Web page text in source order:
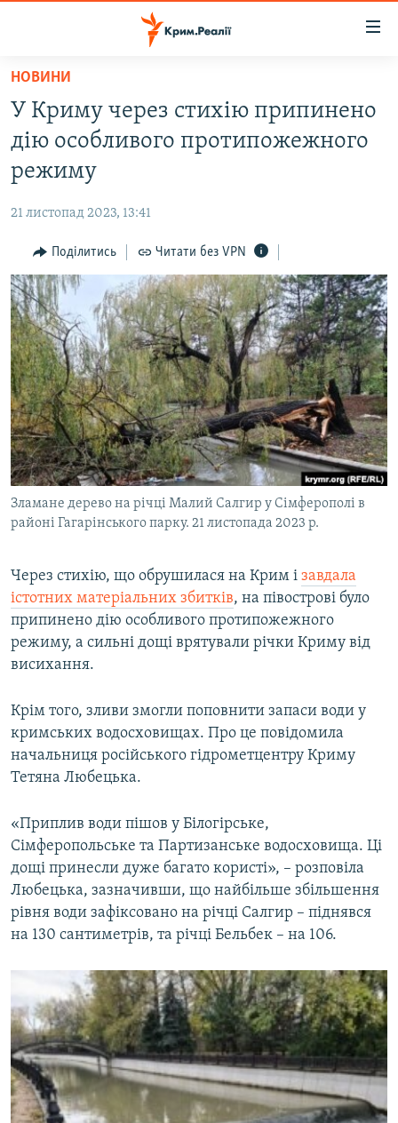
Перейти
основного
матеріалу
до
основної
Перейти
до
пошуку
ВОДА.КРИМ
БЛОГИ
ПОГЛЯД
ІНТЕРВ'Ю
ВСЕ ЗА ДЕНЬ
СПЕЦПРОЕКТИ
ДЕПОРТАЦІЯ
ВІДЕОУРОКИ «ELIFBE»
СВІДЧЕННЯ ОКУПАЦІЇ
УКРАЇНСЬКА ПРОБЛЕМА КРИМУ
ІНФОГРАФІКА
ЯК ОБІЙТИ БЛОКУВАННЯ
Русский
Qırımtatar
ДОЛУЧАЙСЯ!
Усі сайти RFE/RL
НОВИНИ
У Криму через стихію припинено
дію особливого протипожежного
режиму
21 листопад 2023, 13:41
Поділитись Читати без VPN
Зламане дерево на річці Малий Салгир у Сімферополі в
районі Гагарінського парку. 21 листопада 2023 р.
Через стихію, що обрушилася на Крим і завдала
істотних матеріальних збитків, на півострові було
припинено дію особливого протипожежного
режиму, а сильні дощі врятували річки Криму від
висихання.
Крім того, зливи змогли поповнити запаси води у
кримських водосховищах. Про це повідомила
начальниця російського гідрометцентру Криму
Тетяна Любецька.
«Приплив води пішов у Білогірське,
Сімферопольське та Партизанське водосховища. Ці
дощі принесли дуже багато користі», – розповіла
Любецька, зазначивши, що найбільше збільшення
рівня води зафіксовано на річці Салгир – піднявся
на 130 сантиметрів, та річці Бельбек – на 106.